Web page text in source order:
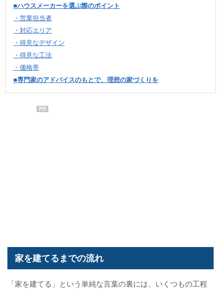
■ハウスメーカーを選ぶ際のポイント
・営業担当者
・対応エリア
・得意なデザイン
・得意な工法
・価格帯
■専門家のアドバイスのもとで、理想の家づくりを
PR
家を建てるまでの流れ
「家を建てる」という単純な言葉の裏には、いくつもの工程